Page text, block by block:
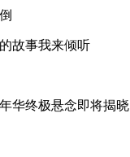
故事我来倾听
华终极悬念即将揭晓